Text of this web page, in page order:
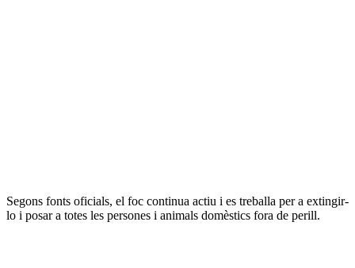
Segons fonts oficials, el foc continua actiu i es treballa per a extingir-
lo i posar a totes les persones i animals domèstics fora de perill.